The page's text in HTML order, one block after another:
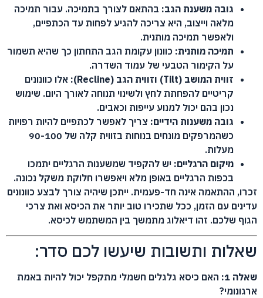
גובה משענת הגב: בהתאם לצורך בתמיכה. עבור תמיכה
מלאה וייצוב, היא צריכה להגיע לפחות עד הכתפיים,
ולאפשר תמיכה מותנית.
תמיכה מותנית: כוונון עקומת הגב התחתון כך שהיא תשמור
על הקימור הטבעי של עמוד השדרה.
זווית המושב (Tilt) וזווית הגב (Recline):
אלו כוונונים
קריטיים להפחתת לחץ ולשינוי תנוחה לאורך היום. שימוש
נכון בהם יכול למנוע עייפות וכאבים.
גובה משענות הידיים: צריך לאפשר לכתפיים להיות רפויות
כשהמרפקים מונחים בנוחות בזווית קלה של 90-100
מעלות.
מיקום הרגליים: יש להקפיד שמשענות הרגליים יתמכו
בכפות הרגליים באופן מלא ויאפשרו חלוקת משקל נכונה.
זכרו, ההתאמה אינה חד-פעמית. ייתכן שיהיה צורך לבצע כוונונים
עדינים עם הזמן, ככל שתכירו טוב יותר את הכיסא ואת צרכי
הגוף שלכם. זהו דיאלוג מתמשך בין המשתמש לכיסא.
שאלות ותשובות שיעשו לכם סדר:
שאלה 1:
האם כיסא גלגלים חשמלי מתקפל יכול להיות באמת
ארגונומי?